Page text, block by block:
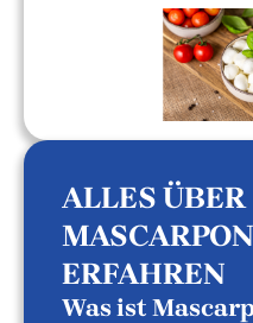
ALLES ÜBER
ERFAHREN
Was ist